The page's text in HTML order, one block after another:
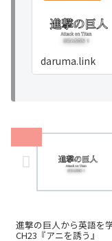
daruma.link
進撃の巨人から英語
CH23『アニを誘う』